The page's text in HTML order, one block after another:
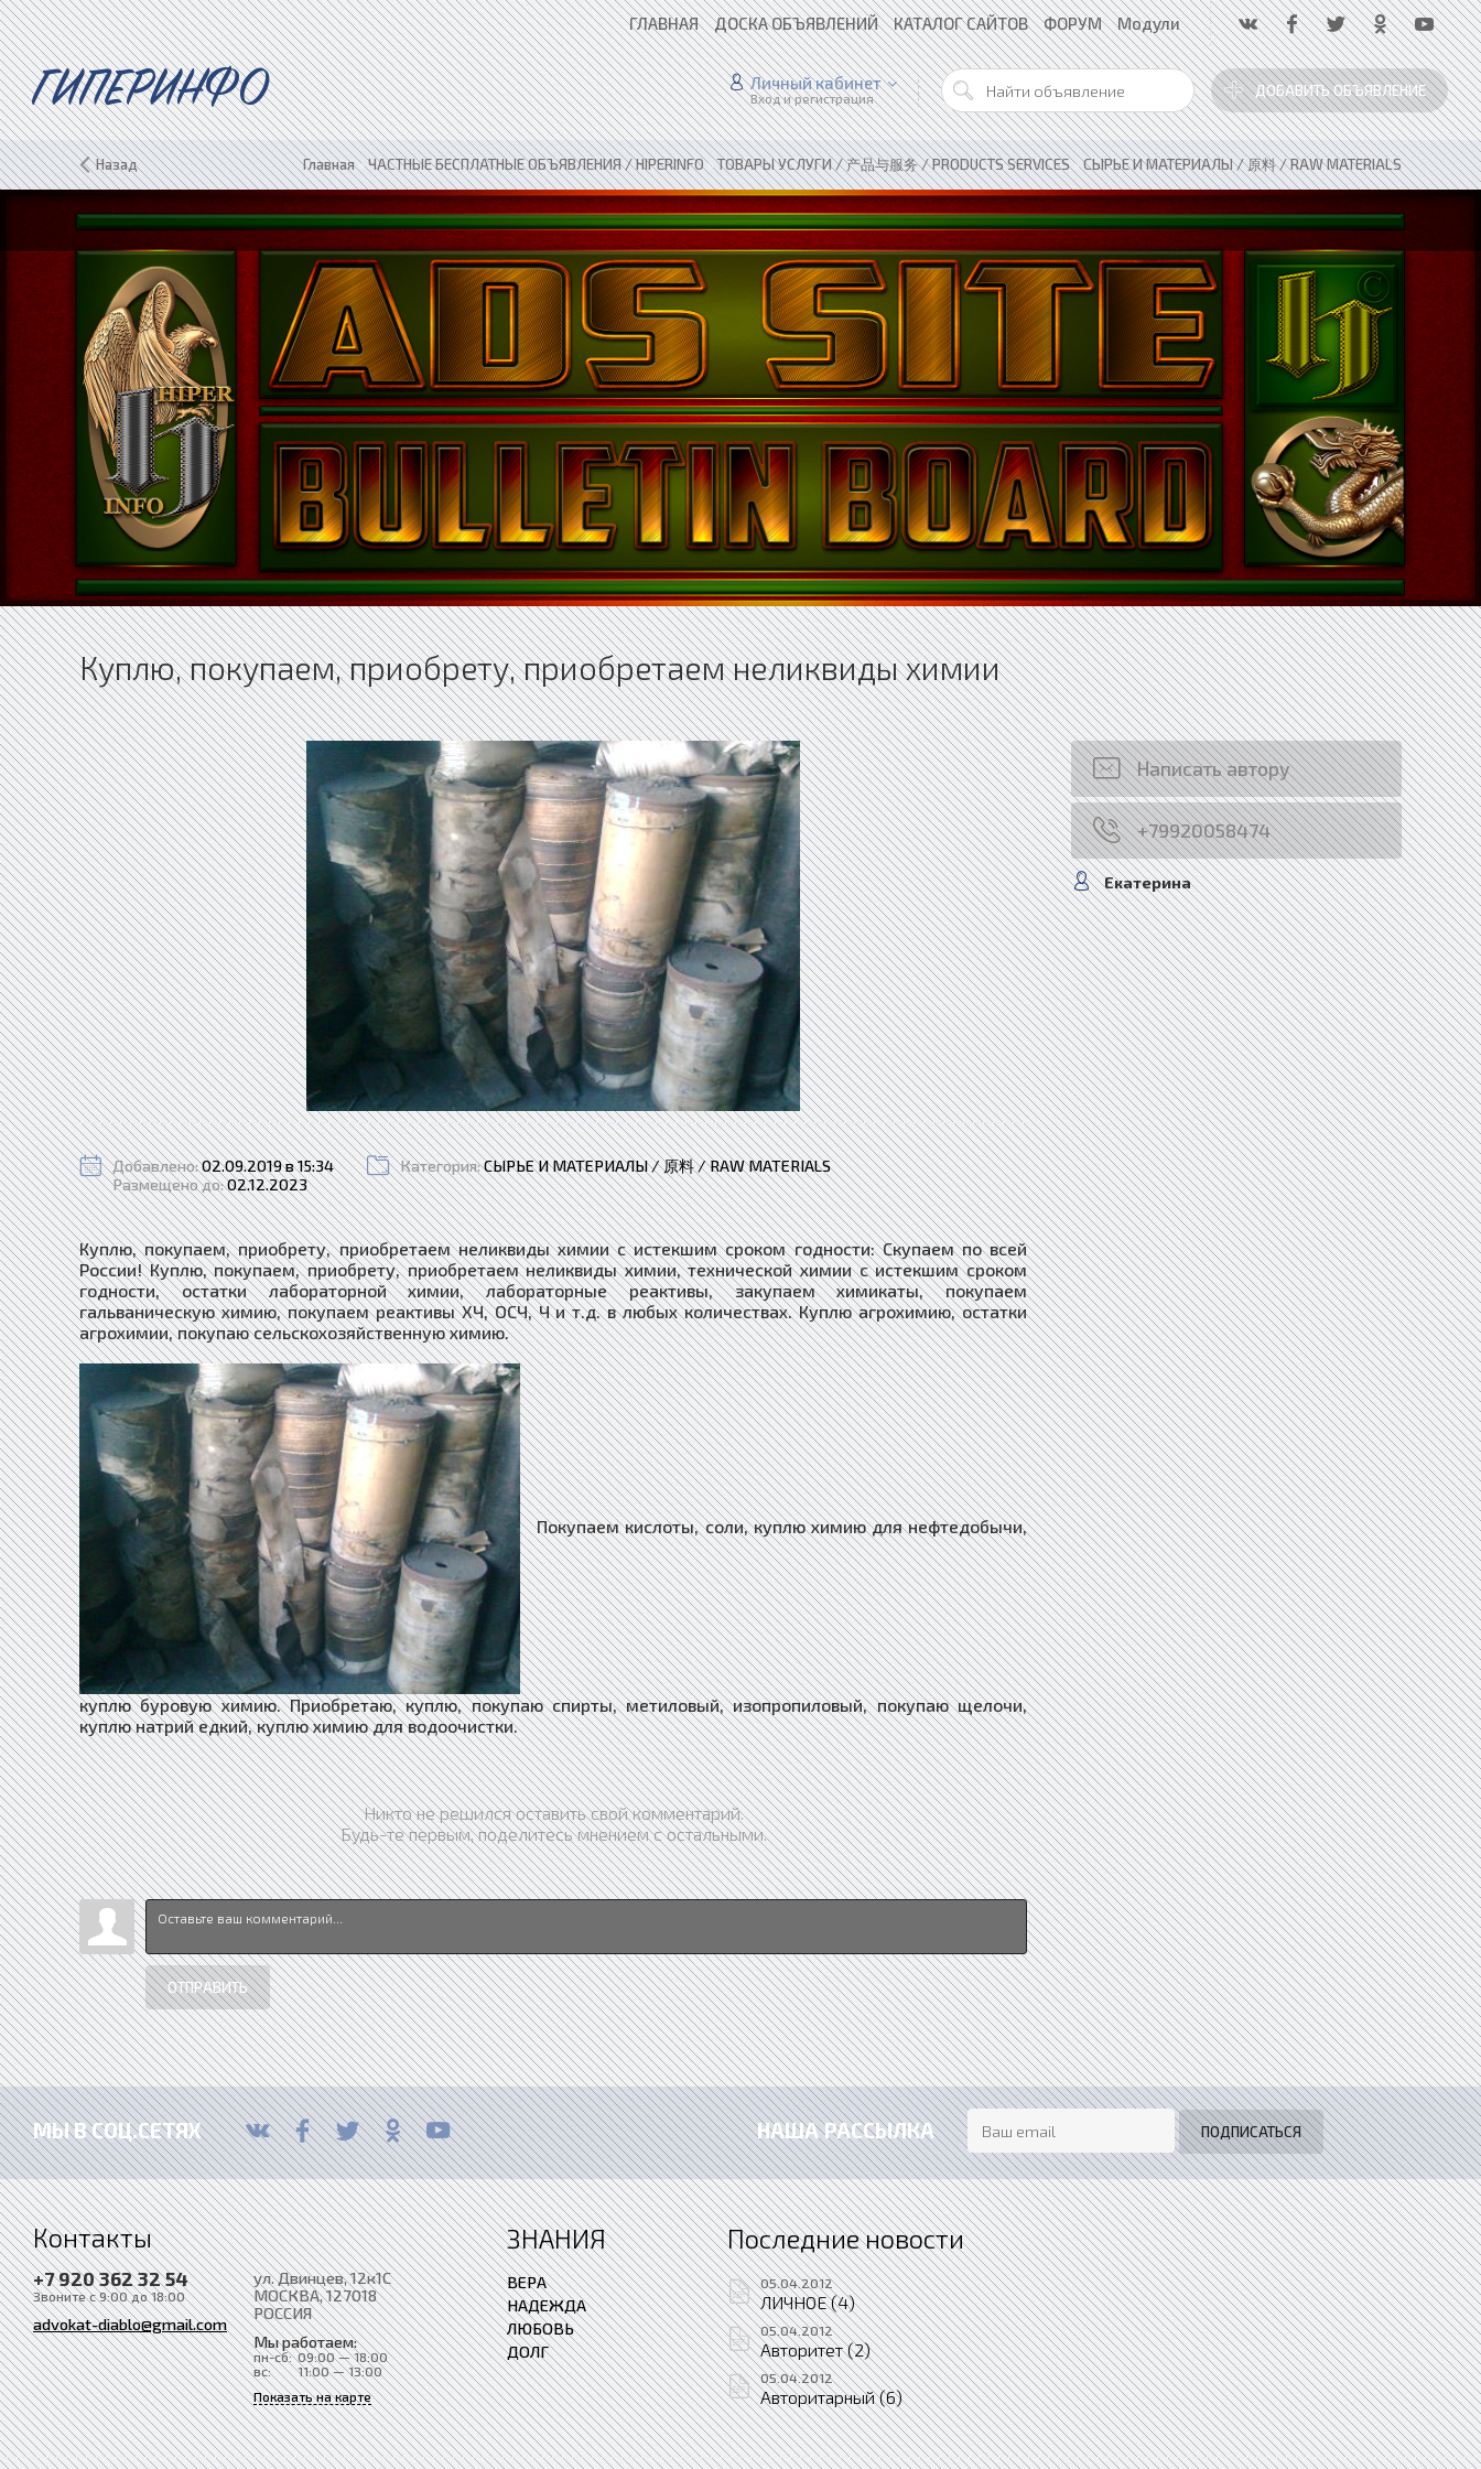
ГЛАВНАЯ ДОСКА ОБЪЯВЛЕНИЙ КАТАЛОГ САЙТОВ ФОРУМ Модули
ГИПЕРИНФО ДОБАВИТЬ ОБЪЯВЛЕНИЕ
Личный кабинет
Вход и регистрация
Назад Главная»ЧАСТНЫЕ БЕСПЛАТНЫЕ ОБЪЯВЛЕНИЯ / HIPERINFO»ТОВАРЫ УСЛУГИ / 产品与服务 / PRODUCTS SERVICES»СЫРЬЕ И МАТЕРИАЛЫ / 原料 / RAW MATERIALS
Куплю, покупаем, приобрету, приобретаем неликвиды химии
Написать автору
+79920058474
Екатерина
Добавлено:02.09.2019 в 15:34
Размещено до:02.12.2023
Категория:СЫРЬЕ И МАТЕРИАЛЫ / 原料 / RAW MATERIALS
Куплю, покупаем, приобрету, приобретаем неликвиды химии с истекшим сроком годности: Скупаем по всей
России! Куплю, покупаем, приобрету, приобретаем неликвиды химии, технической химии с истекшим сроком
годности, остатки лабораторной химии, лабораторные реактивы, закупаем химикаты, покупаем
гальваническую химию, покупаем реактивы ХЧ, ОСЧ, Ч и т.д. в любых количествах. Куплю агрохимию, остатки
агрохимии, покупаю сельскохозяйственную химию.
Покупаем кислоты, соли, куплю химию для нефтедобычи,
куплю буровую химию. Приобретаю, куплю, покупаю спирты, метиловый, изопропиловый, покупаю щелочи,
куплю натрий едкий, куплю химию для водоочистки.
Никто не решился оставить свой комментарий.
Будь-те первым, поделитесь мнением с остальными.
ОТПРАВИТЬ
МЫ В СОЦ.СЕТЯХ НАША РАССЫЛКА
Контакты
+7 920 362 32 54
Звоните с 9:00 до 18:00
advokat-diablo@gmail.com
ул. Двинцев, 12к1С
МОСКВА, 127018
РОССИЯ
Мы работаем:
пн-сб: 09:00 — 18:00
вс:
11:00 — 13:00
Показать на карте
ЗНАНИЯ
ВЕРА
НАДЕЖДА
ЛЮБОВЬ
ДОЛГ
Последние новости
05.04.2012
ЛИЧНОЕ (4)
05.04.2012
Авторитет (2)
05.04.2012
Авторитарный (6)